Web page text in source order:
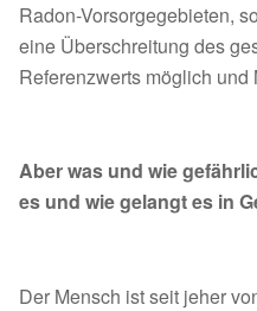
Radon-Vorsorgegebieten,
eine Überschreitung des
Referenzwerts möglich
Aber was und wie
es und wie gelangt es in
Der Mensch ist seit jeher